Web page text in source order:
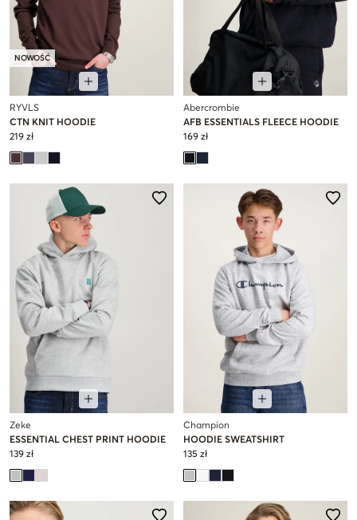
NOWOŚĆ
RYVLS
CTN KNIT HOODIE
219 zł
Abercrombie
AFB ESSENTIALS FLEECE HOODIE
169 zł
Zeke
ESSENTIAL CHEST PRINT HOODIE
139 zł
Champion
HOODIE SWEATSHIRT
135 zł